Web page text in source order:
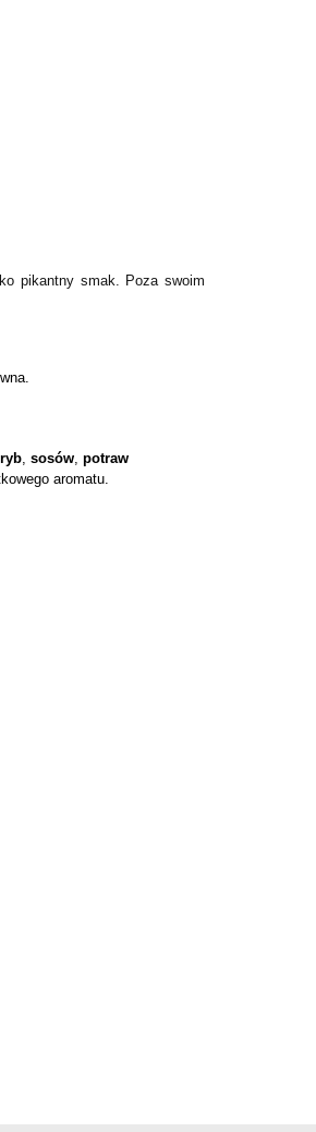
pikantny smak. Poza swoim
ryb, sosów, potraw
aromatu.